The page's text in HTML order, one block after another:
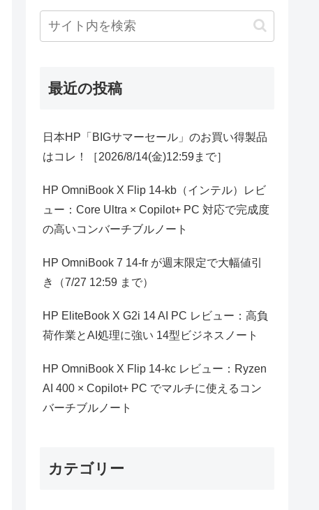
最近の投稿
日本HP「BIGサマーセール」のお買い得製品
はコレ！［2026/8/14(金)12:59まで］
HP OmniBook X Flip 14-kb（インテル）レビ
ュー：Core Ultra × Copilot+ PC 対応で完成度
の高いコンバーチブルノート
HP OmniBook 7 14-fr が週末限定で大幅値引
き（7/27 12:59 まで）
HP EliteBook X G2i 14 AI PC レビュー：高負
荷作業とAI処理に強い 14型ビジネスノート
HP OmniBook X Flip 14-kc レビュー：Ryzen
AI 400 × Copilot+ PC でマルチに使えるコン
バーチブルノート
カテゴリー